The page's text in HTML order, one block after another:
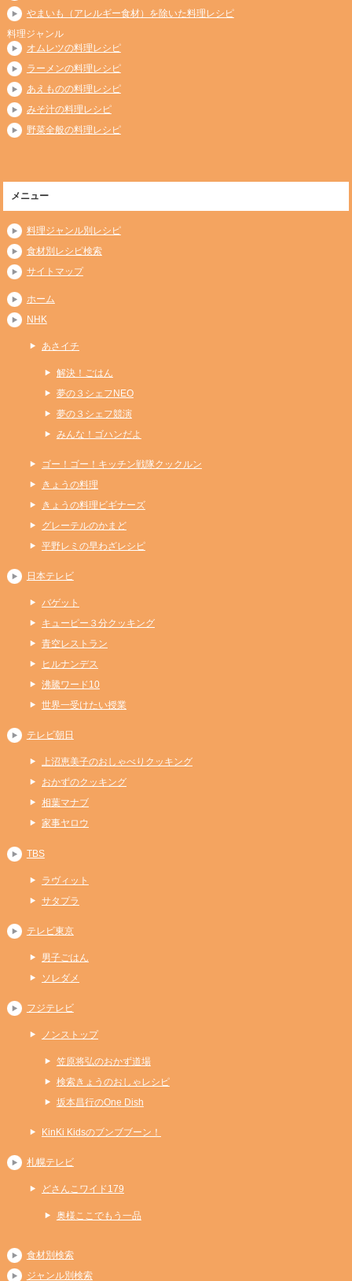
やまいも（アレルギー食材）を除いた料理レシピ
料理ジャンル
オムレツの料理レシピ
ラーメンの料理レシピ
あえものの料理レシピ
みそ汁の料理レシピ
野菜全般の料理レシピ
メニュー
料理ジャンル別レシピ
食材別レシピ検索
サイトマップ
ホーム
NHK
あさイチ
解決！ごはん
夢の３シェフNEO
夢の３シェフ競演
みんな！ゴハンだよ
ゴー！ゴー！キッチン戦隊クックルン
きょうの料理
きょうの料理ビギナーズ
グレーテルのかまど
平野レミの早わざレシピ
日本テレビ
バゲット
キューピー３分クッキング
青空レストラン
ヒルナンデス
沸騰ワード10
世界一受けたい授業
テレビ朝日
上沼恵美子のおしゃべりクッキング
おかずのクッキング
相葉マナブ
家事ヤロウ
TBS
ラヴィット
サタプラ
テレビ東京
男子ごはん
ソレダメ
フジテレビ
ノンストップ
笠原将弘のおかず道場
検索きょうのおしゃレシピ
坂本昌行のOne Dish
KinKi Kidsのブンブブーン！
札幌テレビ
どさんこワイド179
奥様ここでもう一品
食材別検索
ジャンル別検索